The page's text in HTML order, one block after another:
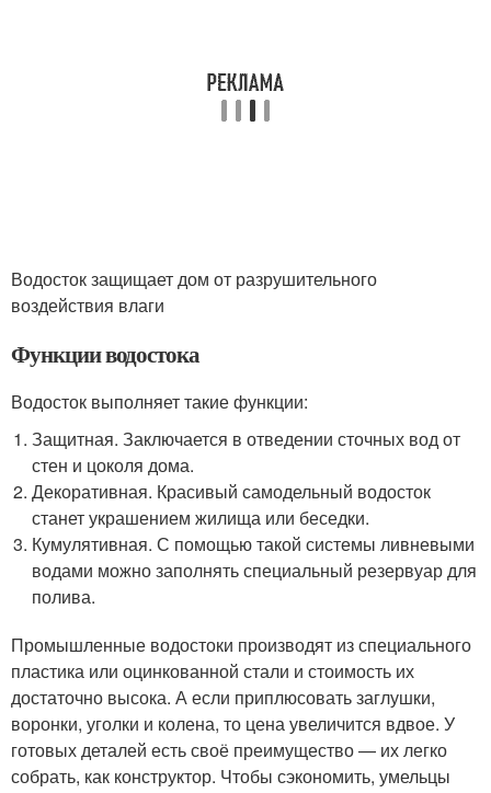
Водосток защищает дом от разрушительного
воздействия влаги
Функции водостока
Водосток выполняет такие функции:
Защитная. Заключается в отведении сточных вод от
стен и цоколя дома.
Декоративная. Красивый самодельный водосток
станет украшением жилища или беседки.
Кумулятивная. С помощью такой системы ливневыми
водами можно заполнять специальный резервуар для
полива.
Промышленные водостоки производят из специального
пластика или оцинкованной стали и стоимость их
достаточно высока. А если приплюсовать заглушки,
воронки, уголки и колена, то цена увеличится вдвое. У
готовых деталей есть своё преимущество — их легко
собрать, как конструктор. Чтобы сэкономить, умельцы